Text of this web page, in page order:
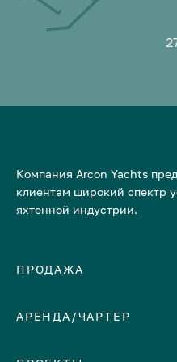
Компания Arcon Yachts
клиентам широкий спектр
яхтенной индустрии.
ПРОДАЖА
Количество кают
АРЕНДА/ЧАРТЕР